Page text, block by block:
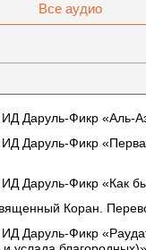
Все аудио
ИД Даруль-Фикр «Аль-
ИД Даруль-Фикр
ИД Даруль-Фикр «Как
Коран.
ИД Даруль-Фикр